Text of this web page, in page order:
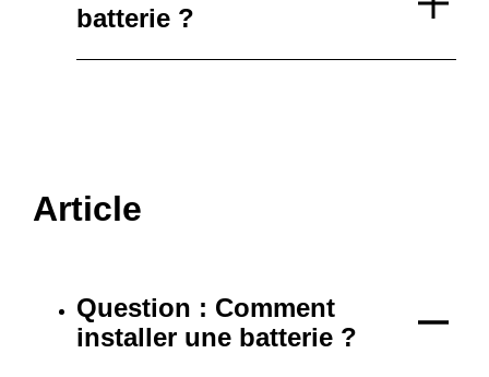
batterie ?
Article
Question : Comment
installer une batterie ?